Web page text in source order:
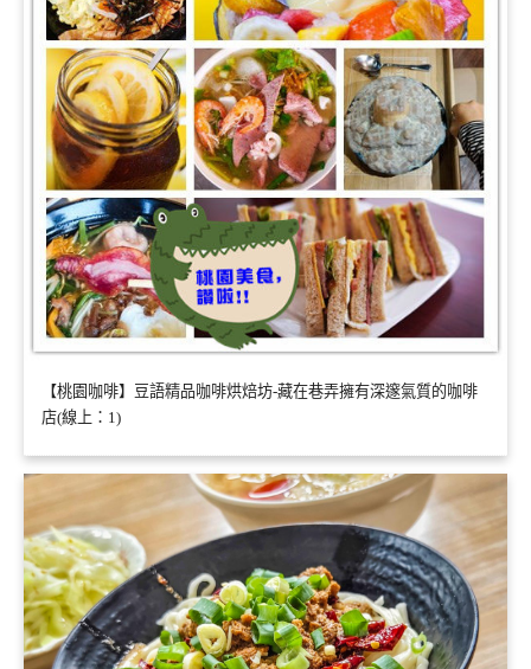
【桃園咖啡】豆語精品咖啡烘焙坊-藏在巷弄擁有深邃氣質的咖啡
店(線上：1)